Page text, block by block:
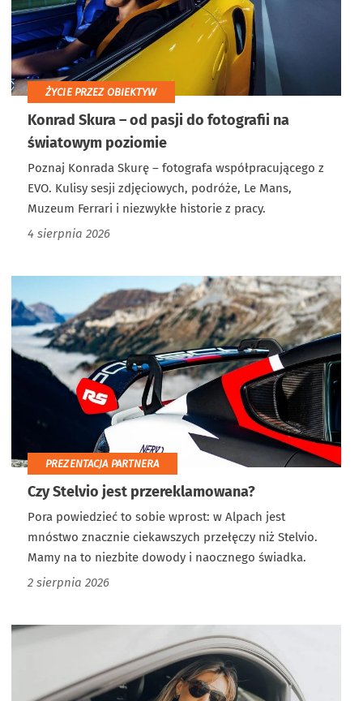
ŻYCIE PRZEZ OBIEKTYW
Konrad Skura – od pasji do fotografii na
światowym poziomie
Poznaj Konrada Skurę – fotografa współpracującego z
EVO. Kulisy sesji zdjęciowych, podróże, Le Mans,
Muzeum Ferrari i niezwykłe historie z pracy.
4 sierpnia 2026
PREZENTACJA PARTNERA
Czy Stelvio jest przereklamowana?
Pora powiedzieć to sobie wprost: w Alpach jest
mnóstwo znacznie ciekawszych przełęczy niż Stelvio.
Mamy na to niezbite dowody i naocznego świadka.
2 sierpnia 2026